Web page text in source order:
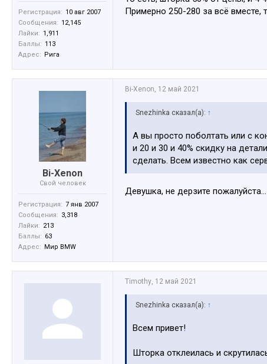
Регистрация: 10 авг 2007
Сообщения: 12,145
Лайки: 1,911
Баллы: 113
Адрес: Рига
Примерно 250-280 за всё вместе,
Bi-Xenon
Свой человек
Регистрация: 7 янв 2007
Сообщения: 3,318
Лайки: 213
Баллы: 63
Адрес: Мир BMW
Bi-Xenon 12 май 2021
Snezhinka сказал(а): ↑
А вы просто поболтать или с
и 20 и 30 и 40% скидку на
сделать. Всем известно как
Девушка, не дерзите
Timothy 12 май 2021
Snezhinka сказал(а): ↑
Всем привет!
Шторка отклеилась и